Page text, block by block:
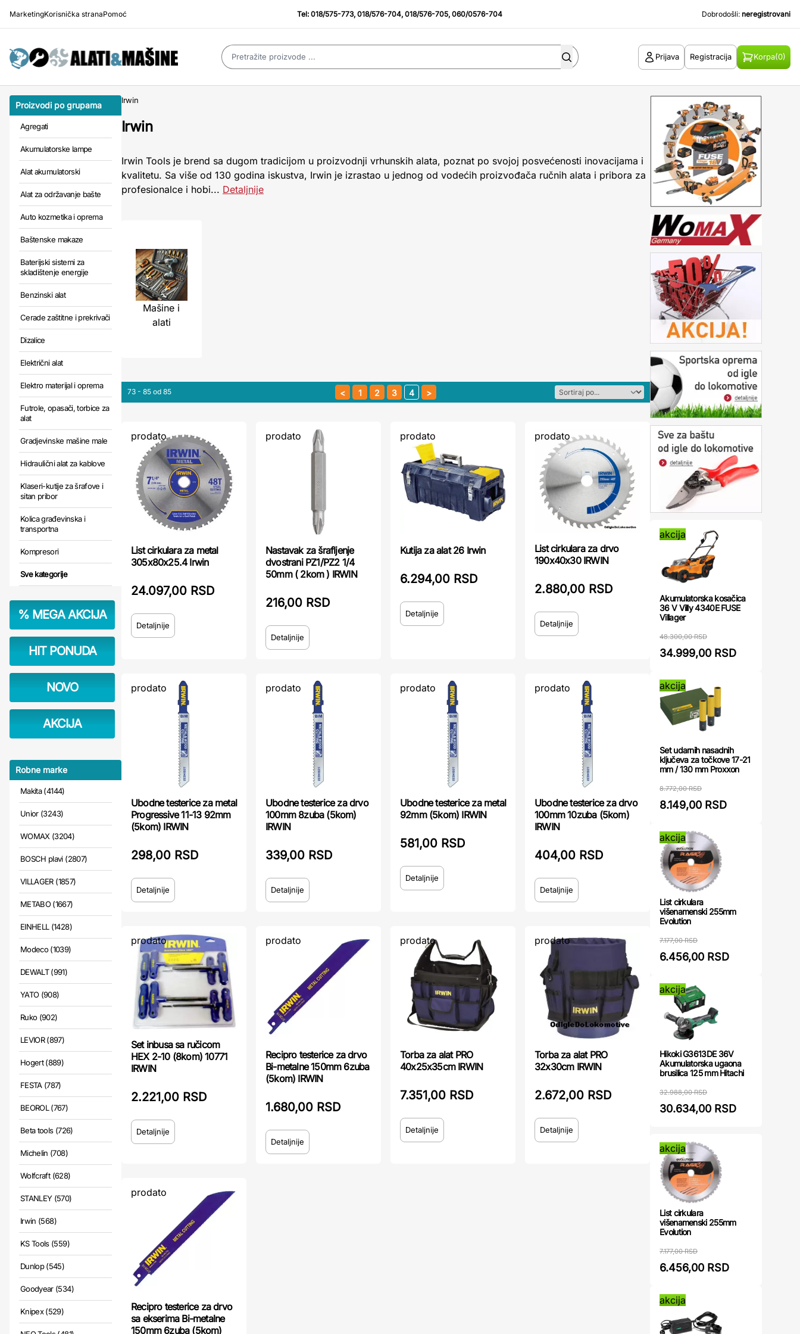
MarketingKorisnička stranaPomoć Tel:018/575-773,018/576-704,018/576-705,060/0576-704 Dobrodošli: neregistrovani
Prijava Registracija Korpa(0)
Proizvodi po grupama
Agregati
Akumulatorske lampe
Alat akumulatorski
Alat za održavanje bašte
Auto kozmetika i oprema
Baštenske makaze
Baterijski sistemi za
skladištenje energije
Benzinski alat
Cerade zaštitne i prekrivači
Dizalice
Električni alat
Elektro materijal i oprema
Futrole, opasači, torbice za
alat
Gradjevinske mašine male
Hidraulični alat za kablove
Klaseri-kutije za šrafove i
sitan pribor
Kolica građevinska i
transportna
Kompresori
Sve kategorije
% MEGA AKCIJA
HIT PONUDA
NOVO
AKCIJA
Robne marke
Makita (4144)
Unior (3243)
WOMAX (3204)
BOSCH plavi (2807)
VILLAGER (1857)
METABO (1667)
EINHELL (1428)
Modeco (1039)
DEWALT (991)
YATO (908)
Ruko (902)
LEVIOR (897)
Hogert (889)
FESTA (787)
BEOROL (767)
Beta tools (726)
Michelin (708)
Wolfcraft (628)
STANLEY (570)
Irwin (568)
KS Tools (559)
Dunlop (545)
Goodyear (534)
Knipex (529)
Irwin
Irwin
Irwin Tools je brend sa dugom tradicijom u proizvodnji vrhunskih alata, poznat po svojoj posvećenosti inovacijama i
kvalitetu. Sa više od 130 godina iskustva, Irwin je izrastao u jednog od vodećih proizvođača ručnih alata i pribora za
profesionalce i hobi... Detaljnije
Mašine i
alati
73 - 85 od 85 1 2 3 4
prodato
List cirkulara za metal
305x80x25.4 Irwin
24.097,00 RSD
Detaljnije
prodato
Nastavak za šrafljenje
dvostrani PZ1/PZ2 1/4
50mm ( 2kom ) IRWIN
216,00 RSD
Detaljnije
prodato
Kutija za alat 26 Irwin
6.294,00 RSD
Detaljnije
prodato
List cirkulara za drvo
190x40x30 IRWIN
2.880,00 RSD
Detaljnije
prodato
Ubodne testerice za metal
Progressive 11-13 92mm
(5kom) IRWIN
298,00 RSD
Detaljnije
prodato
Ubodne testerice za drvo
100mm 8zuba (5kom)
IRWIN
339,00 RSD
Detaljnije
prodato
Ubodne testerice za metal
92mm (5kom) IRWIN
581,00 RSD
Detaljnije
prodato
Ubodne testerice za drvo
100mm 10zuba (5kom)
IRWIN
404,00 RSD
Detaljnije
prodato
Set inbusa sa ručicom
HEX 2-10 (8kom) 10771
IRWIN
2.221,00 RSD
Detaljnije
prodato
Recipro testerice za drvo
Bi-metalne 150mm 6zuba
(5kom) IRWIN
1.680,00 RSD
Detaljnije
prodato
Torba za alat PRO
40x25x35cm IRWIN
7.351,00 RSD
Detaljnije
prodato
Torba za alat PRO
32x30cm IRWIN
2.672,00 RSD
Detaljnije
prodato
Recipro testerice za drvo
sa ekserima Bi-metalne
150mm 6zuba (5kom)
akcija
Akumulatorska kosačica
36 V Villy 4340E FUSE
Villager
48.300,00 RSD
34.999,00 RSD
akcija
Set udarnih nasadnih
ključeva za točkove 17-21
mm / 130 mm Proxxon
8.772,00 RSD
8.149,00 RSD
akcija
List cirkulara
višenamenski 255mm
Evolution
7.177,00 RSD
6.456,00 RSD
akcija
Hikoki G3613DE 36V
Akumulatorska ugaona
brusilica 125 mm Hitachi
32.988,00 RSD
30.634,00 RSD
akcija
List cirkulara
višenamenski 255mm
Evolution
7.177,00 RSD
6.456,00 RSD
akcija